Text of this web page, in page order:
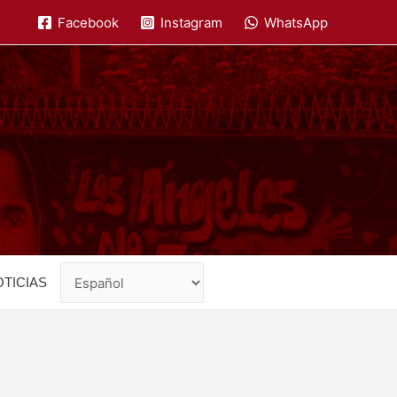
Facebook Instagram WhatsApp